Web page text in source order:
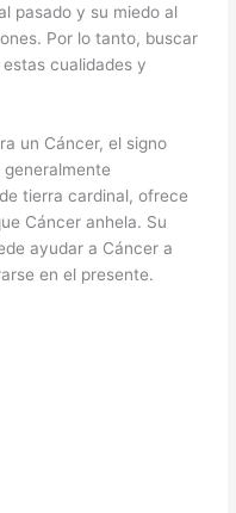
pasado y su miedo al
Por lo tanto, buscar
cualidades y
un Cáncer, el signo
tierra cardinal, ofrece
Cáncer anhela. Su
ayudar a Cáncer a
en el presente.